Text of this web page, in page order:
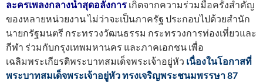
ละครเพลงกลางน้ำสุดอลังการ เกิดจากความร่วมมือครั้งสำคัญ
ของหลายหน่วยงาน ไม่ว่าจะเป็นภาครัฐ ประกอบไปด้วยสำนัก
นายกรัฐมนตรี กระทรวงวัฒนธรรม กระทรวงการท่องเที่ยวและ
กีฬา ร่วมกับกรุงเทพมหานคร และภาคเอกชน เพื่อ
เฉลิมพระเกียรติพระบาทสมเด็จพระเจ้าอยู่หัว เนื่องในโอกาสที่
พระบาทสมเด็จพระเจ้าอยู่หัว ทรงเจริญพระชนมพรรษา 87